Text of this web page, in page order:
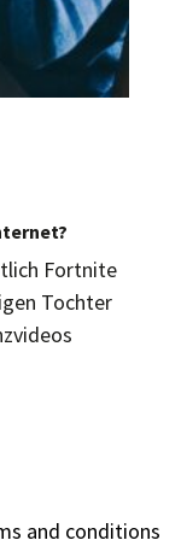
Fortnite
Tochter
and conditions